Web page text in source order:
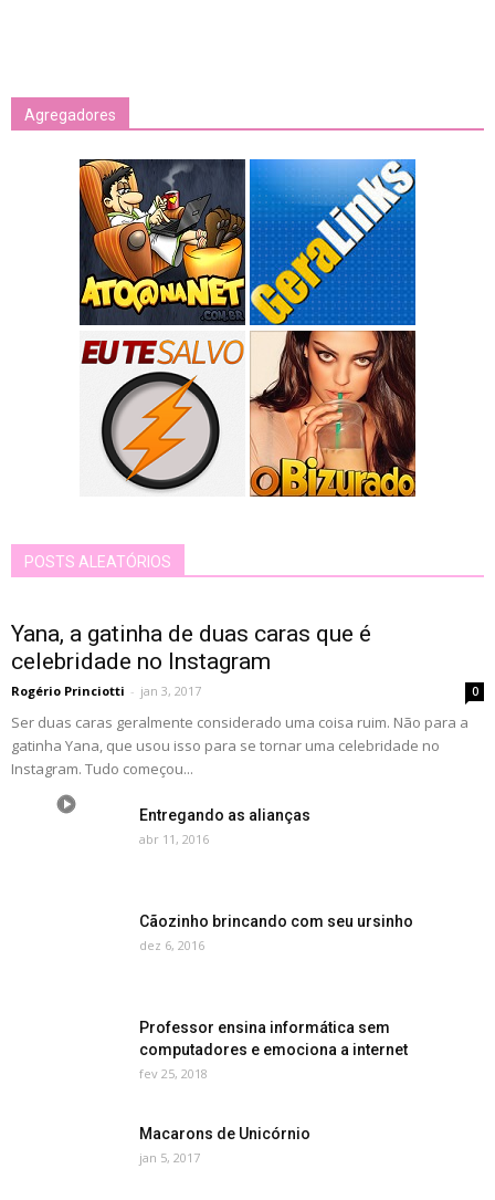
Agregadores
POSTS ALEATÓRIOS
Yana, a gatinha de duas caras que é
celebridade no Instagram
Rogério Princiotti - jan 3, 2017 0
Ser duas caras geralmente considerado uma coisa ruim. Não para a
gatinha Yana, que usou isso para se tornar uma celebridade no
Instagram. Tudo começou...
Entregando as alianças
abr 11, 2016
Cãozinho brincando com seu ursinho
dez 6, 2016
Professor ensina informática sem
computadores e emociona a internet
fev 25, 2018
Macarons de Unicórnio
jan 5, 2017